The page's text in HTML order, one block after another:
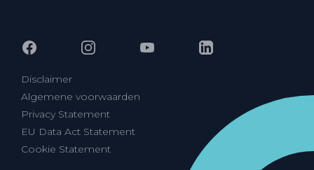
Disclaimer
Algemene voorwaarden
Privacy Statement
EU Data Act Statement
Cookie Statement